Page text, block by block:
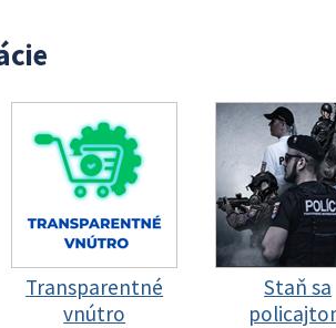
Transparentné
vnútro
Staň sa